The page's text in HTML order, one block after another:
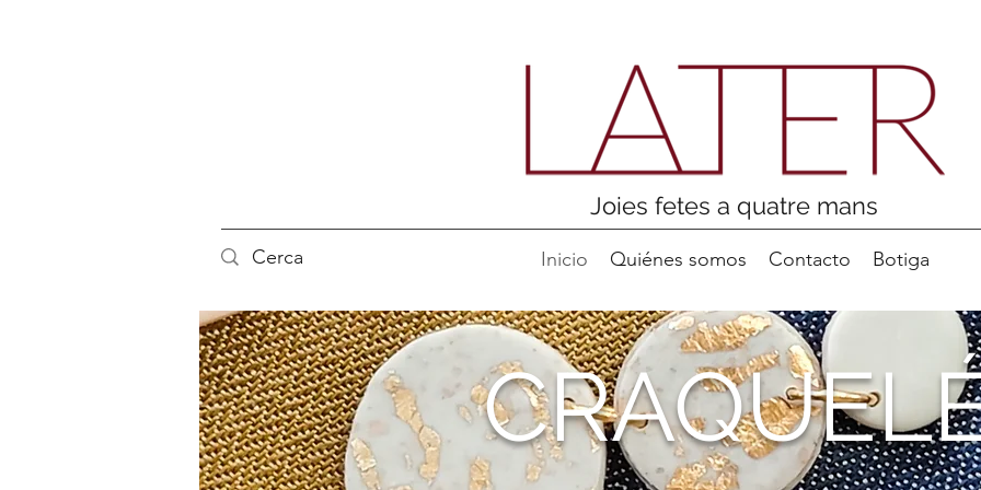
Joies fetes a quatre mans
Inicio Quiénes somos Contacto Botiga